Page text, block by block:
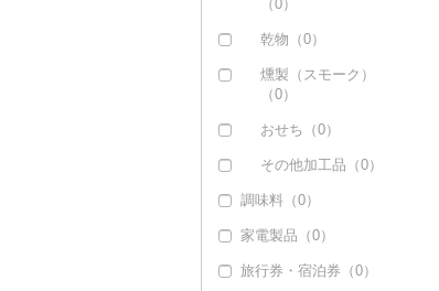
（0）
乾物（0）
燻製（スモーク）
（0）
おせち（0）
その他加工品（0）
調味料（0）
家電製品（0）
旅行券・宿泊券（0）